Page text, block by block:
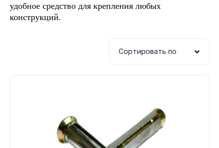
удобное средство для крепления любых
конструкций.
Сортировать по